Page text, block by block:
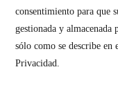
consentimiento para que
gestionada y
sólo como se describe
Privacidad.